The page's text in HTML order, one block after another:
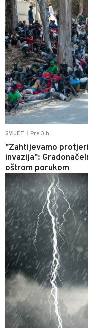
SVIJET Pre 3 h
"Zahtijevamo
invazija":
oštrom porukom